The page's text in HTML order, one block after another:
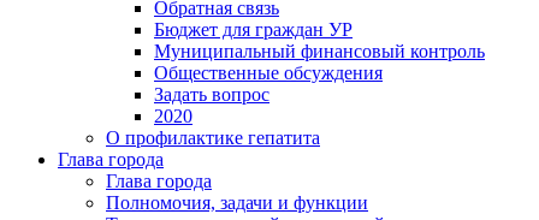
Обратная связь
Бюджет для граждан УР
Муниципальный финансовый контроль
Общественные обсуждения
Задать вопрос
2020
О профилактике гепатита
Глава города
Глава города
Полномочия, задачи и функции